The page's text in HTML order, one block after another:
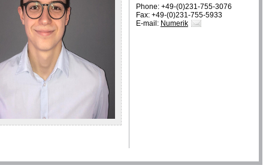
Phone: +49-(0)231-755-3076
Fax: +49-(0)231-755-5933
E-mail: Numerik